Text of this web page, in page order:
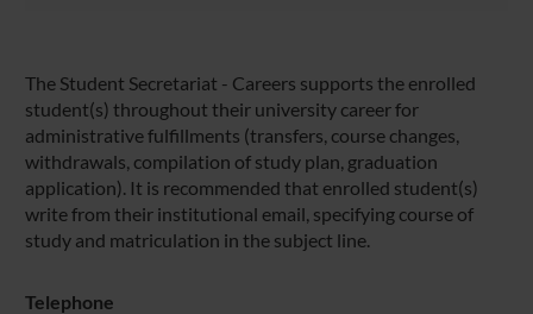
The Student Secretariat - Careers supports the enrolled
student(s) throughout their university career for
administrative fulfillments (transfers, course changes,
withdrawals, compilation of study plan, graduation
application). It is recommended that enrolled student(s)
write from their institutional email, specifying course of
study and matriculation in the subject line.
Telephone